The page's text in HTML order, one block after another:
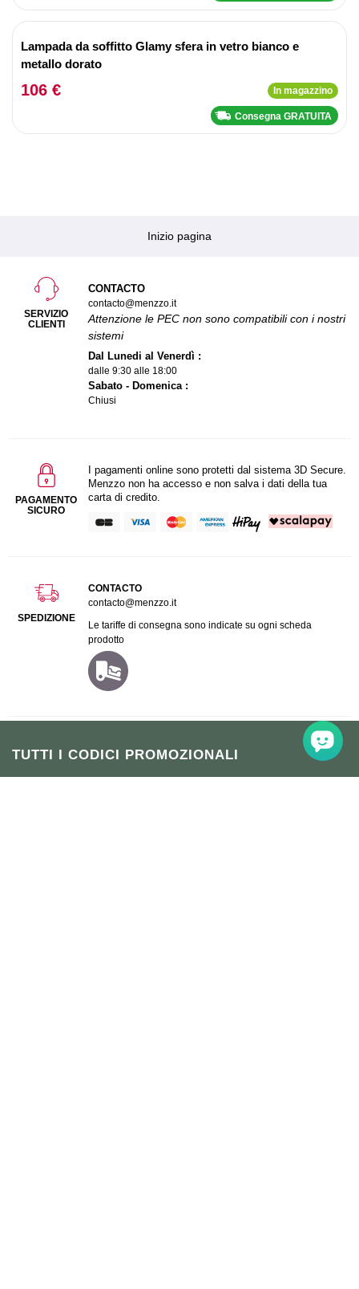
Lampada da soffitto Glamy sfera in vetro bianco e
metallo dorato
106 € In magazzino
Consegna GRATUITA
Inizio pagina
TUTTI I CODICI PROMOZIONALI
Cliccando su "Iscriviti", accetto di ricevere la newsletter via e-mail
SERVIZIO
CLIENTI
CONTACTO
contacto@menzzo.it
Attenzione le PEC non sono compatibili con i nostri
sistemi
Dal Lunedi al Venerdì :
dalle 9:30 alle 18:00
Sabato - Domenica :
Chiusi
PAGAMENTO
SICURO
I pagamenti online sono protetti dal sistema 3D Secure.
Menzzo non ha accesso e non salva i dati della tua
carta di credito.
SPEDIZIONE
CONTACTO
contacto@menzzo.it
Le tariffe di consegna sono indicate su ogni scheda
prodotto